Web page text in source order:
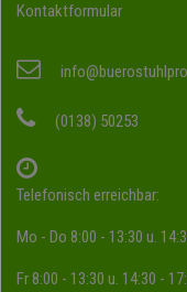
Kontaktformular
(0138) 50253
Telefonisch erreichbar:
Mo - Do 8:00 - 13:30 u.
Fr 8:00 - 13:30 u. 14:30 -